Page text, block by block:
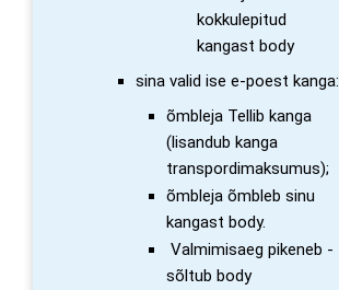
kokkulepitud
kangast body
sina valid ise e-poest kanga:
õmbleja Tellib kanga
(lisandub kanga
transpordimaksumus);
õmbleja õmbleb sinu
kangast body.
Valmimisaeg pikeneb -
sõltub body